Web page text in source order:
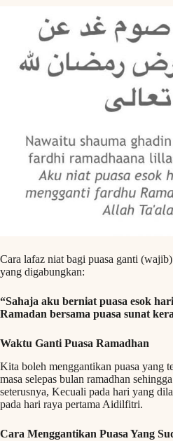
Cara lafaz niat bagi puasa ganti
yang digabungkan:
“Sahaja aku berniat puasa esok
Ramadan bersama puasa sunat
Waktu Ganti Puasa Ramadhan
Kita boleh menggantikan puasa yang
masa selepas bulan ramadhan
seterusnya, Kecuali pada hari yang
pada hari raya pertama Aidilfitri.
Cara Menggantikan Puasa Yang